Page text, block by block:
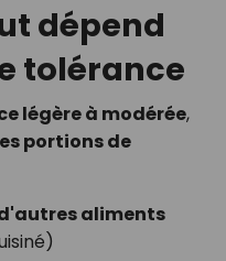
dépend
tolérance
légère à modérée,
portions de
aliments